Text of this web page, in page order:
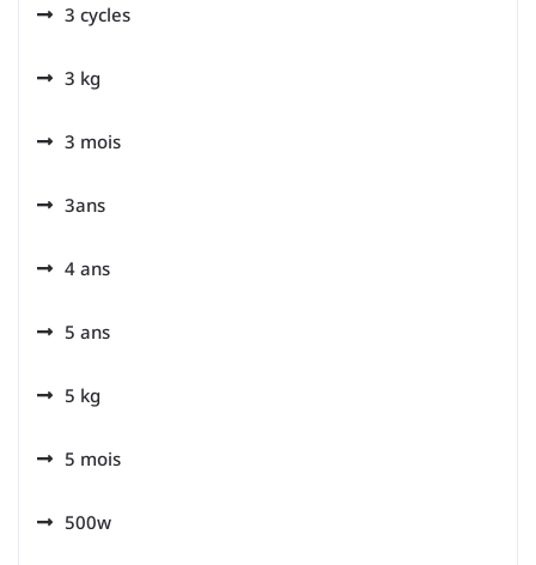
3 cycles
3 kg
3 mois
3ans
4 ans
5 ans
5 kg
5 mois
500w